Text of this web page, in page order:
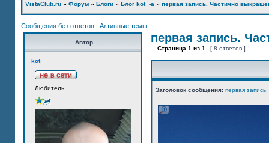
VistaClub.ru » Форум » Блоги » Блог kot_-а » первая запись. Частично
Сообщения без ответов | Активные темы
Автор
kot_
Любитель
первая запись.
Страница 1 из 1 [ 8 ответов ]
Заголовок сообщения: первая